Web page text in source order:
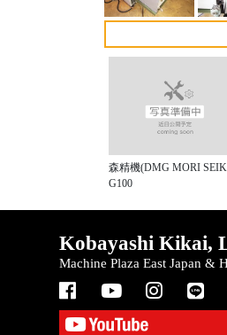
森精機(DMG MORI
G100
Kobayashi Kikai,
Machine Plaza East Japan &